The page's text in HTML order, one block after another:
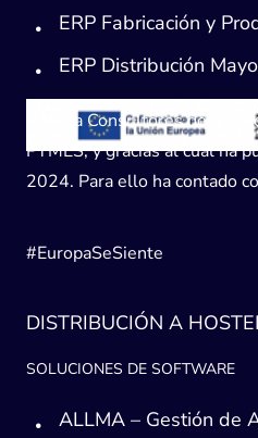
ERP Fabricación y
ERP Distribución
Avanza Consultores de
PYMES, y gracias al cual ha
2024. Para ello ha contado
#EuropaSeSiente
DISTRIBUCIÓN A
SOLUCIONES DE SOFTWARE
ALLMA – Gestión de